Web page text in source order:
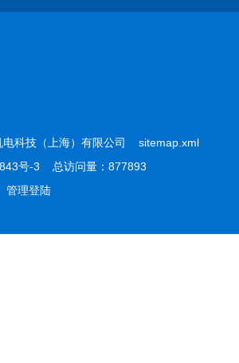
电科技（上海）有限公司 sitemap.xml
号-3 总访问量：877893
管理登陆